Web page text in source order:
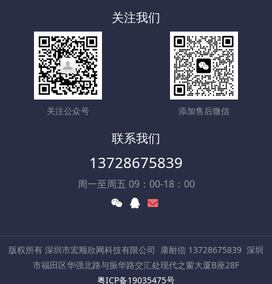
关注我们
关注公众号 添加售后微信
联系我们
13728675839
周一至周五 09：00-18：00
版权所有 深圳市宏顺欣网科技有限公司 康耐信 13728675839 深圳
市福田区华强北路与振华路交汇处现代之窗大厦B座28F
粤ICP备19035475号